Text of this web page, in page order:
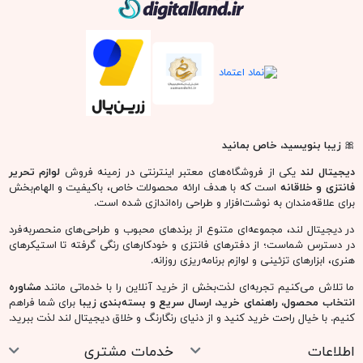
🎀زیبا بنویسید، خاص بمانید
دیجیتال لند یکی از فروشگاه‌های معتبر اینترنتی در زمینه فروش لوازم تحریر
فانتزی و خلاقانه است که با هدف ارائه محصولات خاص، باکیفیت و الهام‌بخش
برای علاقه‌مندان به نوشت‌افزار و طراحی راه‌اندازی شده است.
در دیجیتال لند، مجموعه‌ای متنوع از برندهای محبوب و طراحی‌های منحصربه‌فرد
در دسترس شماست؛ از دفترهای فانتزی و خودکارهای رنگی گرفته تا استیکرهای
هنری، ابزارهای تزئینی و لوازم برنامه‌ریزی روزانه.
ما تلاش می‌کنیم تجربه‌ای لذت‌بخش از خرید آنلاین را با خدماتی مانندمشاوره
انتخاب محصول، راهنمای خرید، ارسال سریع و بسته‌بندی زیبا برای شما فراهم
کنیم. با خیال راحت خرید کنید و از دنیای رنگارنگ و خلاق دیجیتال لند لذت ببرید.
اطلاعات خدمات مشتری